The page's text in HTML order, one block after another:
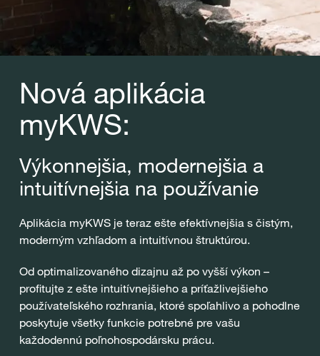
Nová aplikácia
myKWS:
Výkonnejšia, modernejšia a
intuitívnejšia na používanie
Aplikácia myKWS je teraz ešte efektívnejšia s čistým,
moderným vzhľadom a intuitívnou štruktúrou.
Od optimalizovaného dizajnu až po vyšší výkon –
profitujte z ešte intuitívnejšieho a príťažlivejšieho
používateľského rozhrania, ktoré spoľahlivo a pohodlne
poskytuje všetky funkcie potrebné pre vašu
každodennú poľnohospodársku prácu.